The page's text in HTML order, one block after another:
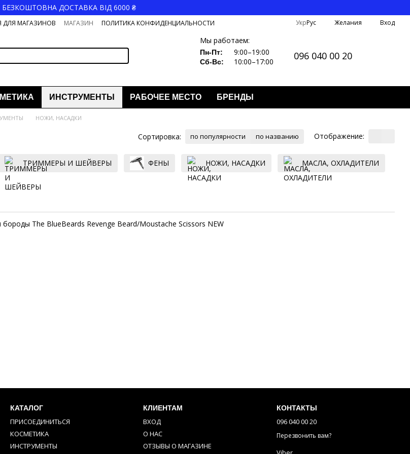
БЕЗКОШТОВНА ДОСТАВКА ВІД 6000 ₴
ДЛЯ МАГАЗИНОВ МАГАЗИН
ПОЛИТИКА КОНФИДЕНЦИАЛЬНОСТИ
УкрРус Желания Вход
Мы работаем:
Пн-Пт: 9:00–19:00
Сб-Вс: 10:00–17:00 096 040 00 20
ИНСТРУМЕНТЫ РАБОЧЕЕ МЕСТО БРЕНДЫ
НОЖИ, НАСАДКИ
Сортировка: по популярности по названию Отображение:
ТРИММЕРЫ И ШЕЙВЕРЫ ФЕНЫ НОЖИ, НАСАДКИ МАСЛА, ОХЛАДИТЕЛИ
The BlueBeards Revenge Beard/Moustache Scissors NEW
КАТАЛОГ
ПРИСОЕДИНИТЬСЯ
КОСМЕТИКА
ИНСТРУМЕНТЫ
КЛИЕНТАМ
ВХОД
О НАС
ОТЗЫВЫ О МАГАЗИНЕ
КОНТАКТЫ
096 040 00 20
Перезвонить вам?